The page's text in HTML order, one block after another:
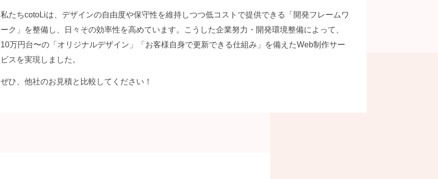
私たちcotoLiは、デザインの自由度や保守性を維持しつつ低コストで提供できる「開発フレームワ
ーク」を整備し、日々その効率性を高めています。こうした企業努力・開発環境整備によって、
10万円台〜の「オリジナルデザイン」「お客様自身で更新できる仕組み」を備えたWeb制作サー
ビスを実現しました。
ぜひ、他社のお見積と比較してください！